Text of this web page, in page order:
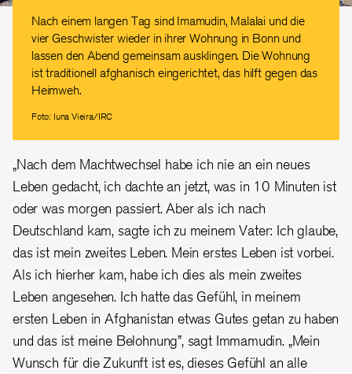
Nach einem langen Tag sind Imamudin, Malalai und die
vier Geschwister wieder in ihrer Wohnung in Bonn und
lassen den Abend gemeinsam ausklingen. Die Wohnung
ist traditionell afghanisch eingerichtet, das hilft gegen das
Heimweh.
Foto: Iuna Vieira/IRC
„Nach dem Machtwechsel habe ich nie an ein neues
Leben gedacht, ich dachte an jetzt, was in 10 Minuten ist
oder was morgen passiert. Aber als ich nach
Deutschland kam, sagte ich zu meinem Vater: Ich glaube,
das ist mein zweites Leben. Mein erstes Leben ist vorbei.
Als ich hierher kam, habe ich dies als mein zweites
Leben angesehen. Ich hatte das Gefühl, in meinem
ersten Leben in Afghanistan etwas Gutes getan zu haben
und das ist meine Belohnung”, sagt Immamudin. „Mein
Wunsch für die Zukunft ist es, dieses Gefühl an alle